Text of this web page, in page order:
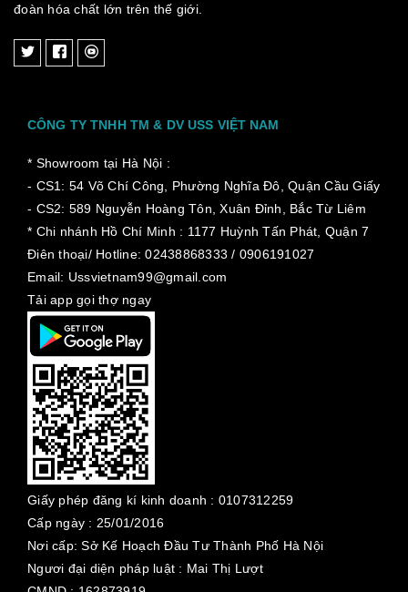
đoàn hóa chất lớn trên thế giới.
CÔNG TY TNHH TM & DV USS VIỆT NAM
* Showroom tại Hà Nội :
- CS1: 54 Võ Chí Công, Phường Nghĩa Đô, Quận Cầu Giấy
- CS2: 589 Nguyễn Hoàng Tôn, Xuân Đỉnh, Bắc Từ Liêm
* Chi nhánh Hồ Chí Minh : 1177 Huỳnh Tấn Phát, Quận 7
Điên thoại/ Hotline: 02438868333 / 0906191027
Email: Ussvietnam99@gmail.com
Tải app gọi thợ ngay
Giấy phép đăng kí kinh doanh : 0107312259
Cấp ngày : 25/01/2016
Nơi cấp: Sở Kế Hoạch Đầu Tư Thành Phố Hà Nội
Ngươi đại diện pháp luật : Mai Thị Lượt